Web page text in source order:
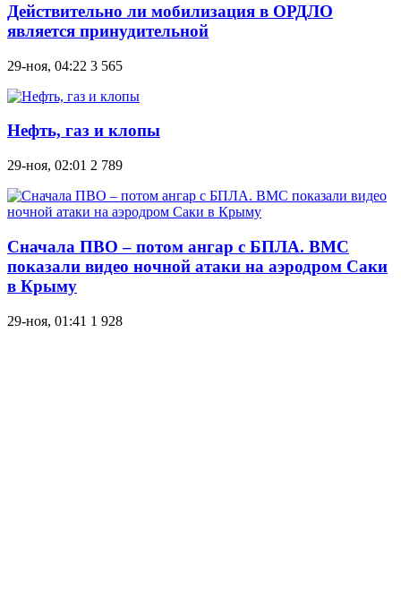
Действительно ли мобилизация в ОРДЛО
является принудительной
29-ноя, 04:22 3 565
Нефть, газ и клопы
29-ноя, 02:01 2 789
Сначала ПВО – потом ангар с БПЛА. ВМС
показали видео ночной атаки на аэродром Саки
в Крыму
29-ноя, 01:41 1 928